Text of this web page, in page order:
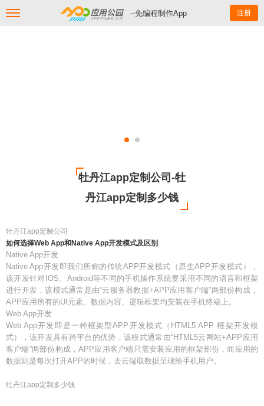
--免编程制作App 注册
牡丹江app定制公司-牡
丹江app定制多少钱
牡丹江app定制公司
如何选择Web App和Native App开发模式及区别
Native App开发
Native App开发即我们所称的传统APP开发模式（原生APP开发模式），
该开发针对IOS、Android等不同的手机操作系统要采用不同的语言和框架
进行开发，该模式通常是由“云服务器数据+APP应用客户端”两部份构成，
APP应用所有的UI元素、数据内容、逻辑框架均安装在手机终端上。
Web App开发
Web App开发即是一种框架型APP开发模式（HTML5 APP 框架开发模
式），该开发具有跨平台的优势，该模式通常由“HTML5云网站+APP应用
客户端”两部份构成，APP应用客户端只需安装应用的框架部份，而应用的
数据则是每次打开APP的时候，去云端取数据呈现给手机用户。
牡丹江app定制多少钱